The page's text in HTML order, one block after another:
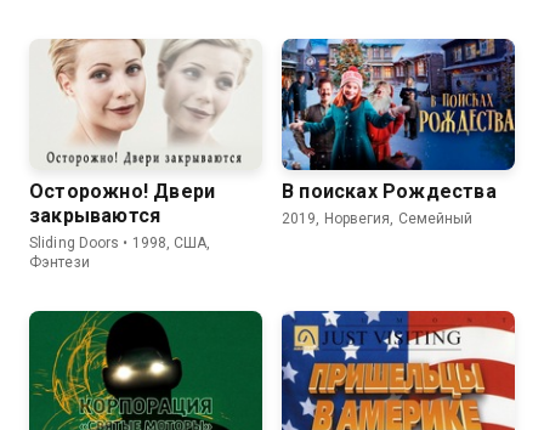
Осторожно! Двери
закрываются
Sliding Doors • 1998, США,
Фэнтези
В поисках Рождества
2019, Норвегия, Семейный